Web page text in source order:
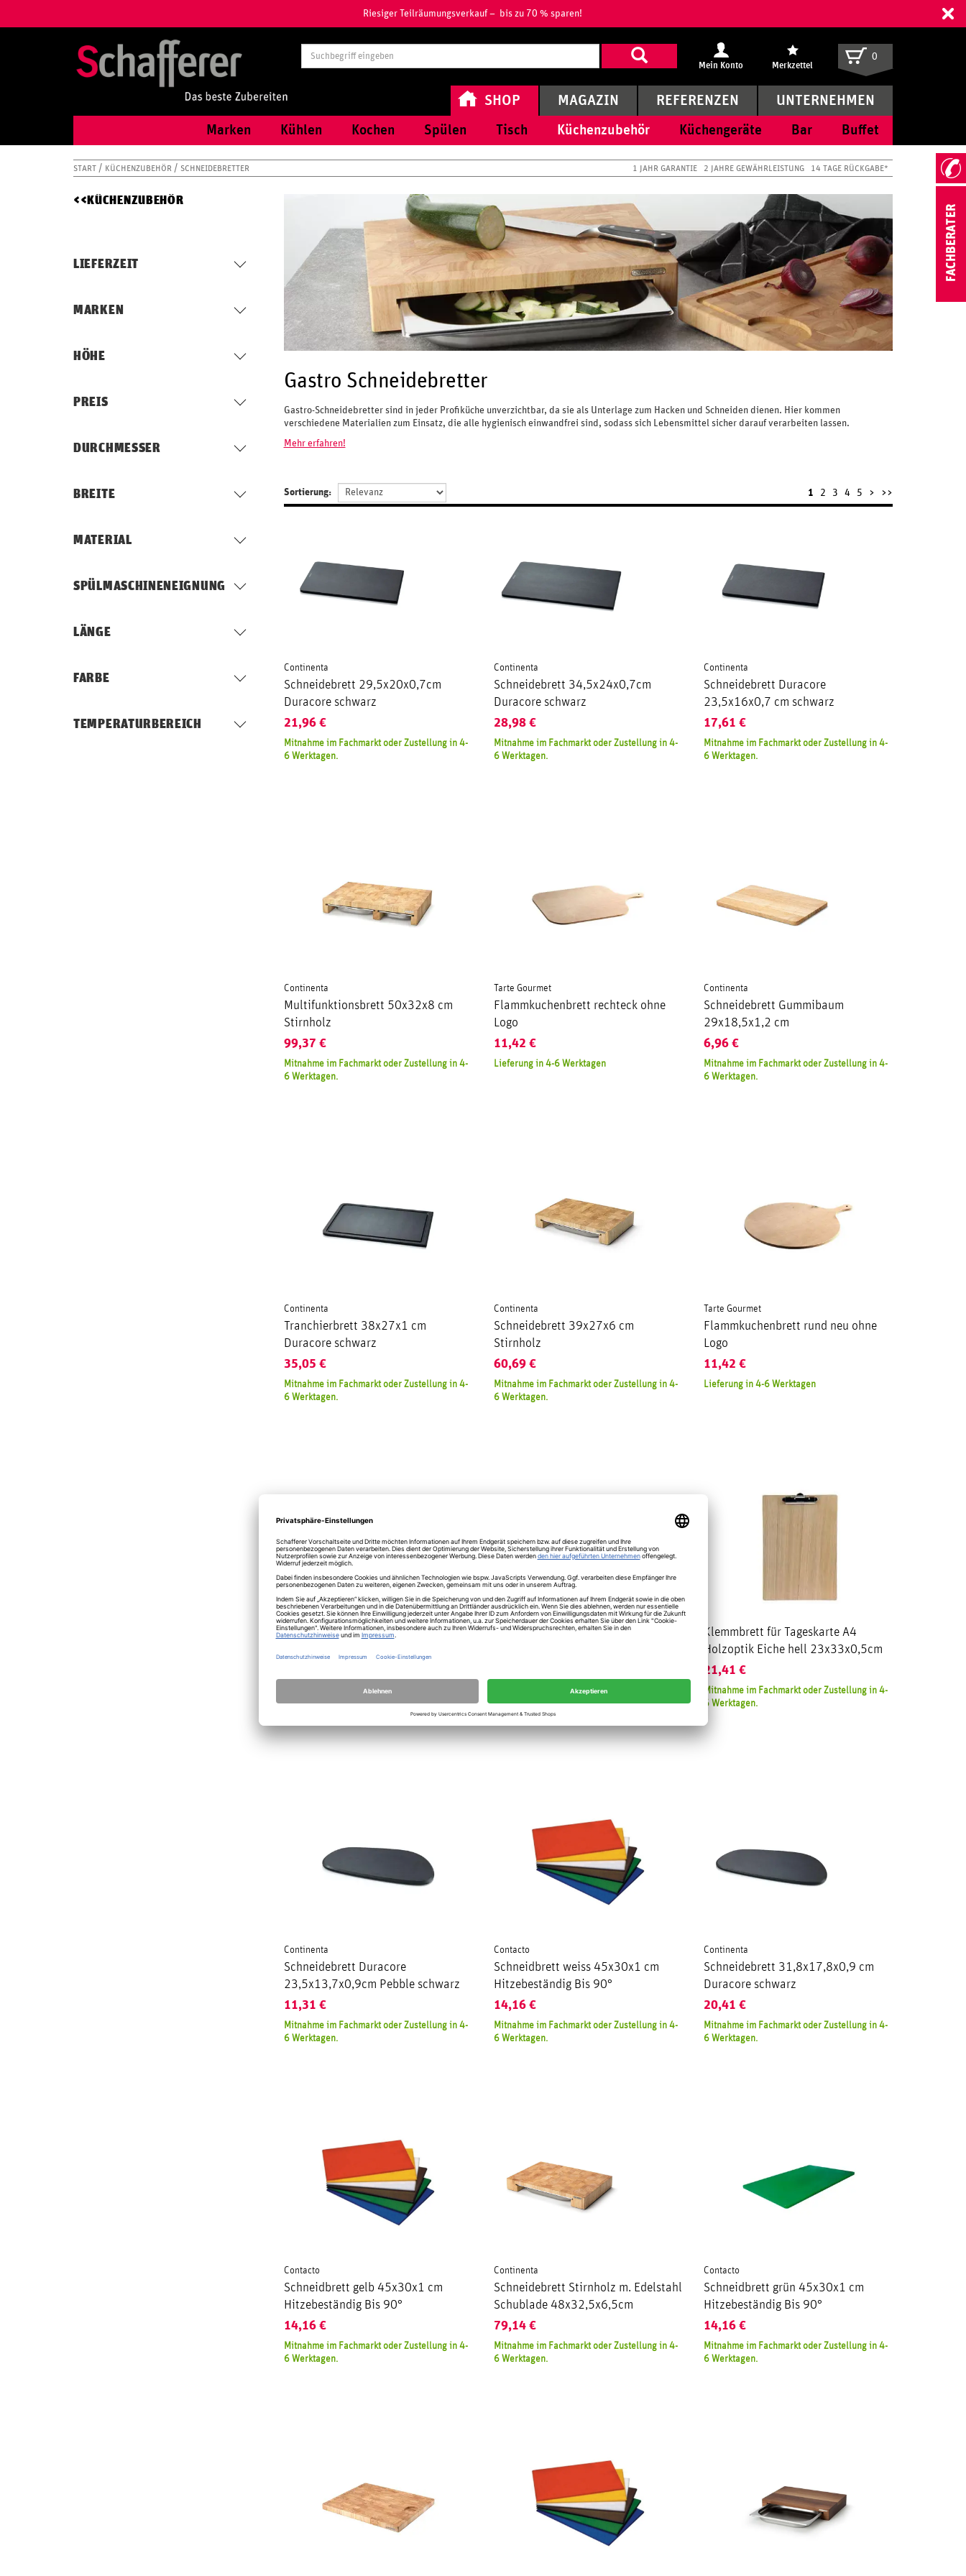
Riesiger Teilräumungsverkauf – bis zu 70 % sparen!
Suchbegriff
eingeben
Mein Konto Merkzettel
0
SHOP
Marken Kühlen Kochen Spülen Tisch Küchenzubehör Küchengeräte Bar Buffet
MAGAZIN REFERENZEN UNTERNEHMEN
START KÜCHENZUBEHÖR SCHNEIDEBRETTER 1 JAHR GARANTIE 2 JAHRE GEWÄHRLEISTUNG 14 TAGE RÜCKGABE*
KÜCHENZUBEHÖR
LIEFERZEIT
MARKEN
HÖHE
PREIS
DURCHMESSER
BREITE
MATERIAL
SPÜLMASCHINENEIGNUNG
LÄNGE
FARBE
TEMPERATURBEREICH
Gastro Schneidebretter
Gastro-Schneidebretter sind in jeder Profiküche unverzichtbar, da sie als Unterlage zum Hacken und Schneiden dienen. Hier kommen
verschiedene Materialien zum Einsatz, die alle hygienisch einwandfrei sind, sodass sich Lebensmittel sicher darauf verarbeiten lassen.
Mehr erfahren!
Sortierung: 1 2 3 4 5 > >>
Continenta
Schneidebrett 29,5x20x0,7cm
Duracore schwarz
21,96 €
Mitnahme im Fachmarkt oder Zustellung in 4-
6 Werktagen.
Continenta
Schneidebrett 34,5x24x0,7cm
Duracore schwarz
28,98 €
Mitnahme im Fachmarkt oder Zustellung in 4-
6 Werktagen.
Continenta
Schneidebrett Duracore
23,5x16x0,7 cm schwarz
17,61 €
Mitnahme im Fachmarkt oder Zustellung in 4-
6 Werktagen.
Continenta
Multifunktionsbrett 50x32x8 cm
Stirnholz
99,37 €
Mitnahme im Fachmarkt oder Zustellung in 4-
6 Werktagen.
Tarte Gourmet
Flammkuchenbrett rechteck ohne
Logo
11,42 €
Lieferung in 4-6 Werktagen
Continenta
Schneidebrett Gummibaum
29x18,5x1,2 cm
6,96 €
Mitnahme im Fachmarkt oder Zustellung in 4-
6 Werktagen.
Continenta
Tranchierbrett 38x27x1 cm
Duracore schwarz
35,05 €
Mitnahme im Fachmarkt oder Zustellung in 4-
6 Werktagen.
Continenta
Schneidebrett 39x27x6 cm
Stirnholz
60,69 €
Mitnahme im Fachmarkt oder Zustellung in 4-
6 Werktagen.
Tarte Gourmet
Flammkuchenbrett rund neu ohne
Logo
11,42 €
Lieferung in 4-6 Werktagen
Continenta
Mitnahme im Fachmarkt oder Zustellung in 4-
Continenta
Mitnahme im Fachmarkt oder Zustellung in 4-
6 Werktagen.
Klemmbrett für Tageskarte A4
Holzoptik Eiche hell 23x33x0,5cm
21,41 €
Mitnahme im Fachmarkt oder Zustellung in 4-
6 Werktagen.
Continenta
Schneidebrett Duracore
23,5x13,7x0,9cm Pebble schwarz
11,31 €
Mitnahme im Fachmarkt oder Zustellung in 4-
6 Werktagen.
Contacto
Schneidbrett weiss 45x30x1 cm
Hitzebeständig Bis 90°
14,16 €
Mitnahme im Fachmarkt oder Zustellung in 4-
6 Werktagen.
Continenta
Schneidebrett 31,8x17,8x0,9 cm
Duracore schwarz
20,41 €
Mitnahme im Fachmarkt oder Zustellung in 4-
6 Werktagen.
Contacto
Schneidbrett gelb 45x30x1 cm
Hitzebeständig Bis 90°
14,16 €
Mitnahme im Fachmarkt oder Zustellung in 4-
6 Werktagen.
Continenta
Schneidebrett Stirnholz m. Edelstahl
Schublade 48x32,5x6,5cm
79,14 €
Mitnahme im Fachmarkt oder Zustellung in 4-
6 Werktagen.
Contacto
Schneidbrett grün 45x30x1 cm
Hitzebeständig Bis 90°
14,16 €
Mitnahme im Fachmarkt oder Zustellung in 4-
6 Werktagen.